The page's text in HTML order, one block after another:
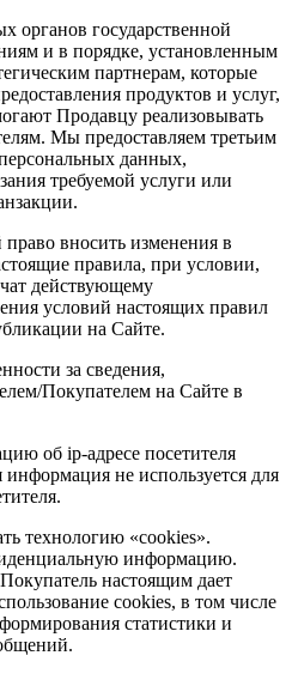
органов государственной
и в порядке, установленным
партнерам, которые
продуктов и услуг,
Продавцу реализовывать
Мы предоставляем третьим
данных,
требуемой услуги или
право вносить изменения в
правила, при условии,
действующему
условий настоящих правил
на Сайте.
за сведения,
Покупателем на Сайте в
об ip-адресе посетителя
не используется для
технологию «cookies».
информацию.
настоящим дает
cookies, в том числе
статистики и